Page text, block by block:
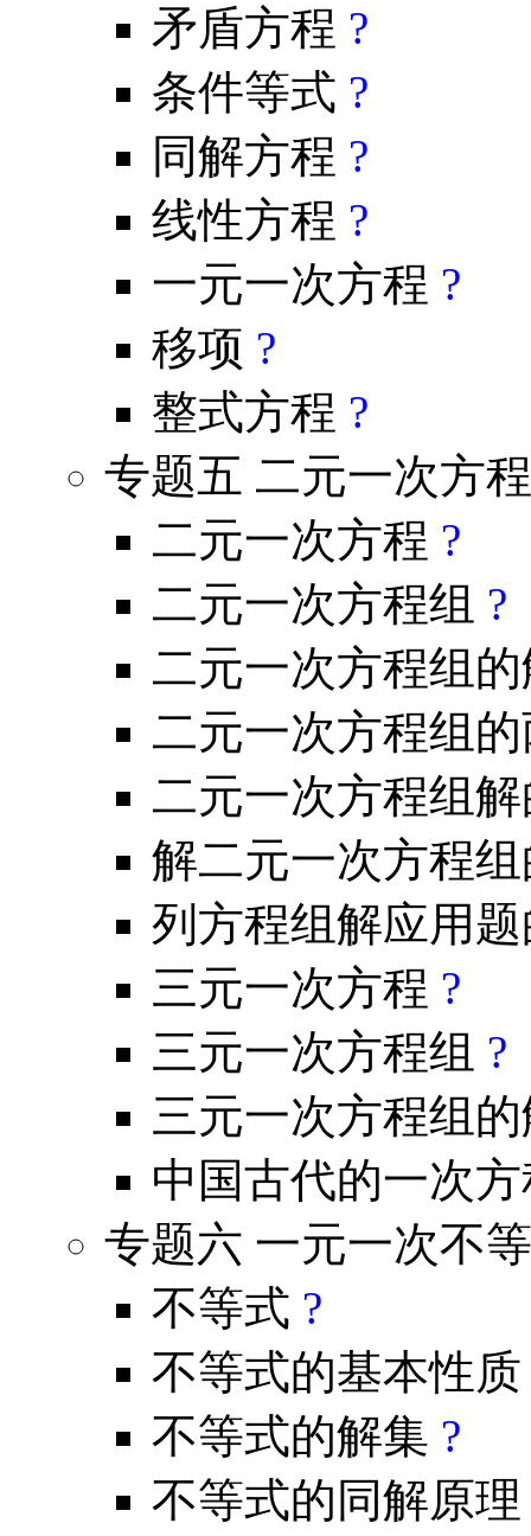
矛盾方程 ?
条件等式 ?
同解方程 ?
线性方程 ?
一元一次方程 ?
移项 ?
整式方程 ?
专题五 二元一次方
二元一次方程 ?
二元一次方程组 ?
二元一次方程组
二元一次方程组
二元一次方程组
解二元一次方程
列方程组解应用
三元一次方程 ?
三元一次方程组 ?
三元一次方程组
中国古代的一次
专题六 一元一次不
不等式 ?
不等式的基本性
不等式的解集 ?
不等式的同解原